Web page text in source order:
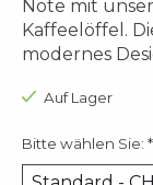
Note mit
Kaffeelöffel.
modernes
Auf Lager
Bitte wählen Sie: *